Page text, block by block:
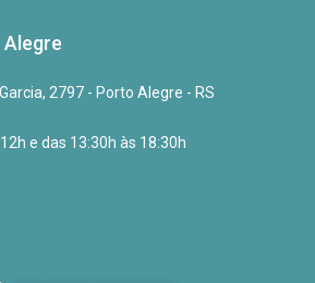
2797 - Porto Alegre - RS
e das 13:30h às 18:30h